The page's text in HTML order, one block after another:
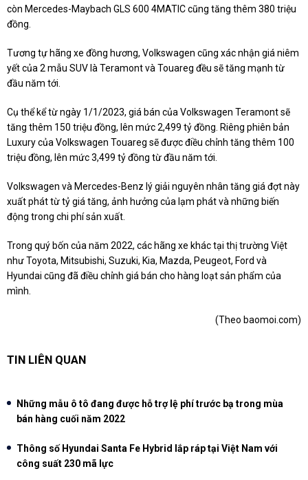
còn Mercedes-Maybach GLS 600 4MATIC cũng tăng thêm 380 triệu
đồng.
Tương tự hãng xe đồng hương, Volkswagen cũng xác nhận giá niêm
yết của 2 mẫu SUV là Teramont và Touareg đều sẽ tăng mạnh từ
đầu năm tới.
Cụ thể kể từ ngày 1/1/2023, giá bán của Volkswagen Teramont sẽ
tăng thêm 150 triệu đồng, lên mức 2,499 tỷ đồng. Riêng phiên bản
Luxury của Volkswagen Touareg sẽ được điều chỉnh tăng thêm 100
triệu đồng, lên mức 3,499 tỷ đồng từ đầu năm tới.
Volkswagen và Mercedes-Benz lý giải nguyên nhân tăng giá đợt này
xuất phát từ tỷ giá tăng, ảnh hưởng của lạm phát và những biến
động trong chi phí sản xuất.
Trong quý bốn của năm 2022, các hãng xe khác tại thị trường Việt
như Toyota, Mitsubishi, Suzuki, Kia, Mazda, Peugeot, Ford và
Hyundai cũng đã điều chỉnh giá bán cho hàng loạt sản phẩm của
mình.
(Theo baomoi.com)
TIN LIÊN QUAN
Những mẫu ô tô đang được hỗ trợ lệ phí trước bạ trong mùa
bán hàng cuối năm 2022
Thông số Hyundai Santa Fe Hybrid lắp ráp tại Việt Nam với
công suất 230 mã lực